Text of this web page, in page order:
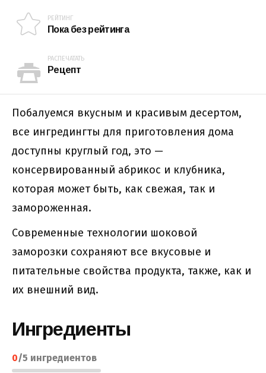
РЕЙТИНГ
Пока без рейтинга
РАСПЕЧАТАТЬ
Рецепт
Побалуемся вкусным и красивым десертом,
все ингредингты для приготовления дома
доступны круглый год, это —
консервированный абрикос и клубника,
которая может быть, как свежая, так и
замороженная.
Современные технологии шоковой
заморозки сохраняют все вкусовые и
питательные свойства продукта, также, как и
их внешний вид.
Ингредиенты
0/5 ингредиентов